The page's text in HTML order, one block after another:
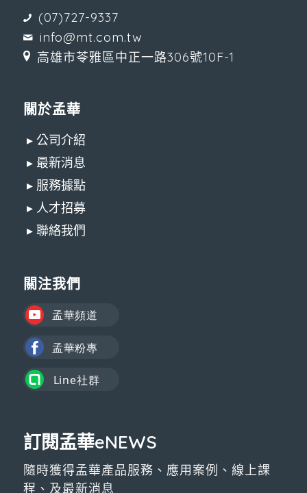
(07)727-9337
info@mt.com.tw
高雄市苓雅區中正一路306號10F-1
關於孟華
▸ 公司介紹
▸ 最新消息
▸ 服務據點
▸ 人才招募
▸ 聯絡我們
關注我們
訂閱孟華eNEWS
隨時獲得孟華產品服務、應用案例、線上課
程、及最新消息